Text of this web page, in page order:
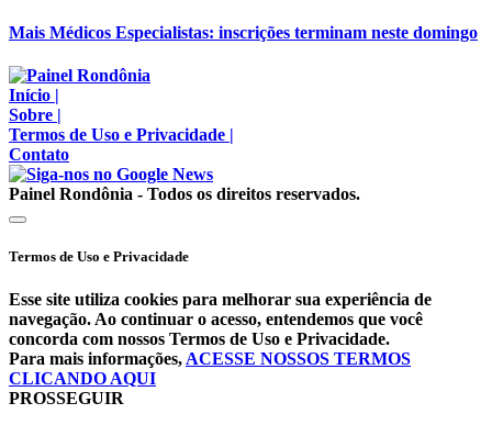
Mais Médicos Especialistas: inscrições terminam neste domingo
Início |
Sobre |
Termos de Uso e Privacidade |
Contato
Painel Rondônia - Todos os direitos reservados.
Termos de Uso e Privacidade
Esse site utiliza cookies para melhorar sua experiência de
navegação. Ao continuar o acesso, entendemos que você
concorda com nossos Termos de Uso e Privacidade.
Para mais informações, ACESSE NOSSOS TERMOS
CLICANDO AQUI
PROSSEGUIR